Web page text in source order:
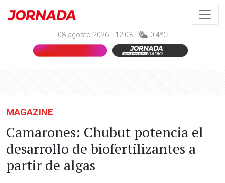
08 agosto 2026 - 12:03 - 0,4ºC
MAGAZINE
Camarones: Chubut potencia el
desarrollo de biofertilizantes a
partir de algas